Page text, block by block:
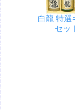
白龍 特選
セッ